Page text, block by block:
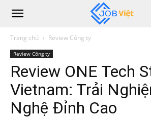
Trang chủ Review Công ty
Review Công ty
Review ONE Tech
Vietnam: Trải
Nghệ Đỉnh Cao